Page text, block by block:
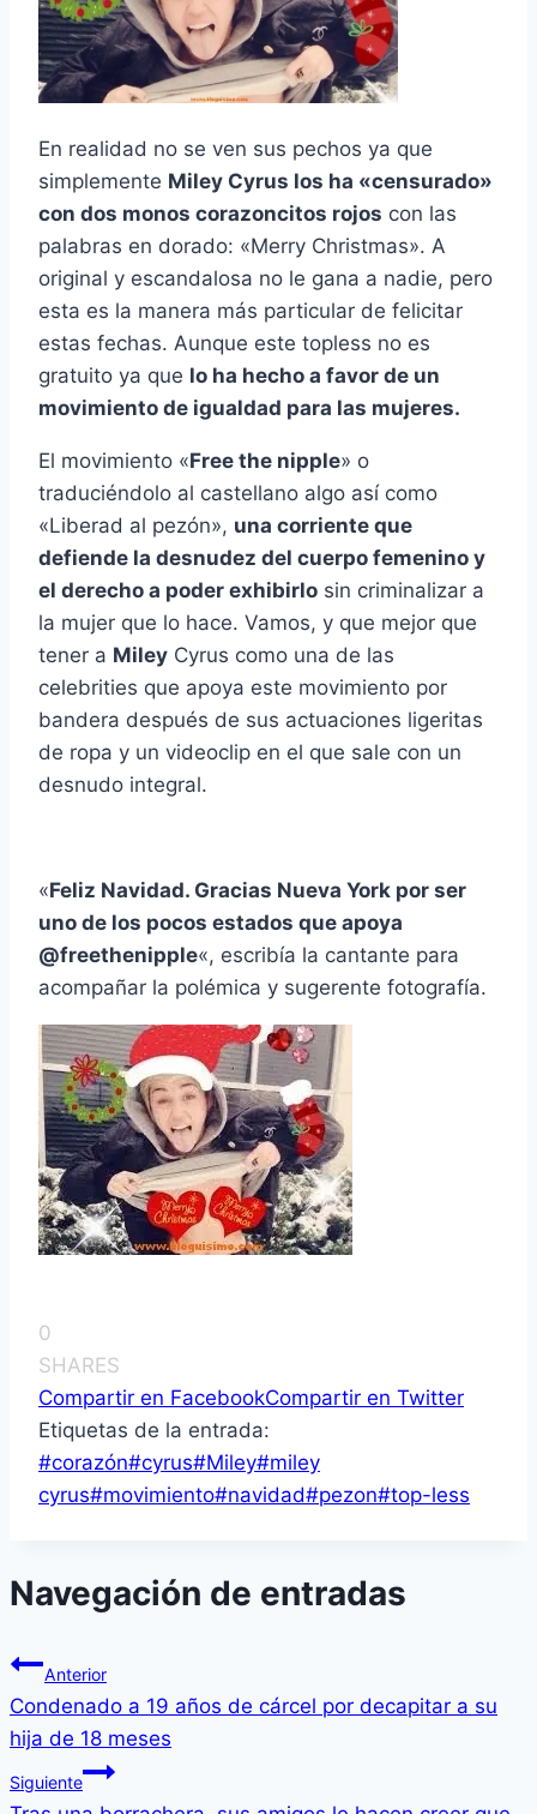
En realidad no se ven sus pechos ya que
simplemente Miley Cyrus los ha «censurado»
con dos monos corazoncitos rojos con las
palabras en dorado: «Merry Christmas». A
original y escandalosa no le gana a nadie, pero
esta es la manera más particular de felicitar
estas fechas. Aunque este topless no es
gratuito ya que lo ha hecho a favor de un
movimiento de igualdad para las mujeres.
El movimiento «Free the nipple» o
traduciéndolo al castellano algo así como
«Liberad al pezón», una corriente que
defiende la desnudez del cuerpo femenino y
el derecho a poder exhibirlo sin criminalizar a
la mujer que lo hace. Vamos, y que mejor que
tener a Miley Cyrus como una de las
celebrities que apoya este movimiento por
bandera después de sus actuaciones ligeritas
de ropa y un videoclip en el que sale con un
desnudo integral.
«Feliz Navidad. Gracias Nueva York por ser
uno de los pocos estados que apoya
@freethenipple«, escribía la cantante para
acompañar la polémica y sugerente fotografía.
0
SHARES
Compartir en FacebookCompartir en Twitter
Etiquetas de la entrada:
#corazón#cyrus#Miley#miley
cyrus#movimiento#navidad#pezon#top-less
Navegación de entradas
Anterior
Condenado a 19 años de cárcel por decapitar a su
hija de 18 meses
Siguiente